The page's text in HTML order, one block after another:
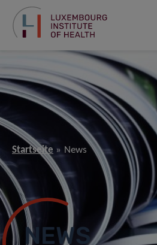
Startseite News
NEWS